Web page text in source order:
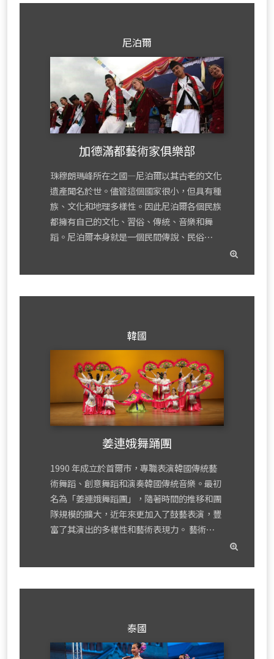
尼泊爾
加德滿都藝術家俱樂部
珠穆朗瑪峰所在之國—尼泊爾以其古老的文化
遺產聞名於世。儘管這個國家很小，但具有種
族、文化和地理多樣性。因此尼泊爾各個民族
都擁有自己的文化、習俗、傳統、音樂和舞
蹈。尼泊爾本身就是一個民間傳說、民俗⋯
韓國
姜連娥舞踊團
1990 年成立於首爾市，專職表演韓國傳統藝
術舞蹈、創意舞蹈和演奏韓國傳統音樂。最初
名為「姜連娥舞蹈團」，隨著時間的推移和團
隊規模的擴大，近年來更加入了鼓藝表演，豐
富了其演出的多樣性和藝術表現力。 藝術⋯
泰國